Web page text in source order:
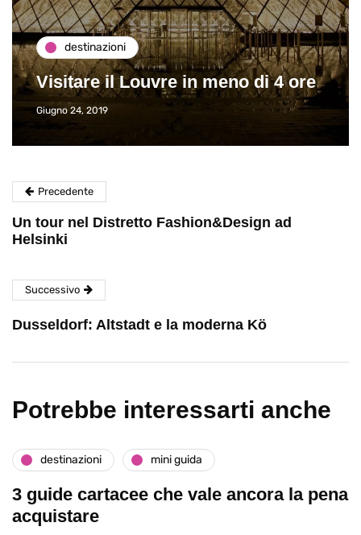
destinazioni
Visitare il Louvre in meno di 4 ore
Giugno 24, 2019
Precedente
Un tour nel Distretto Fashion&Design ad
Helsinki
Successivo
Dusseldorf: Altstadt e la moderna Kö
Potrebbe interessarti anche
destinazioni mini guida
3 guide cartacee che vale ancora la pena
acquistare